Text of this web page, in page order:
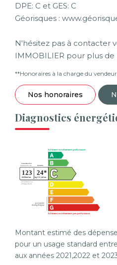
DPE: C et GES: C
Géorisques :
N'hésitez pas à contacter
IMMOBILIER pour plus
**Honoraires à la charge du vendeur
Nos honoraires
Diagnostics
Montant estimé des
pour un usage standard
aux années 2021,2022 et